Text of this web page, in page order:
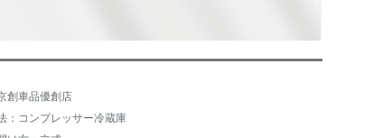
創車品優創店
：コンプレッサー冷蔵庫